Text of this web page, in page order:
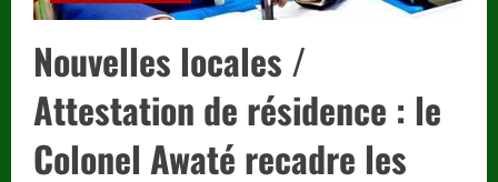
Nouvelles locales /
Attestation de résidence : le
Colonel Awaté recadre les